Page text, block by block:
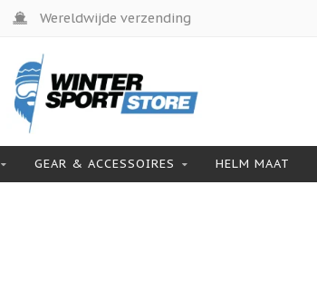
Wereldwijde verzending
GEAR & ACCESSOIRES HELM MAAT